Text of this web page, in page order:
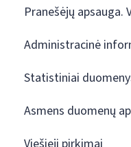
Pranešėjų apsauga.
Administracinė
Statistiniai
Asmens duomenų